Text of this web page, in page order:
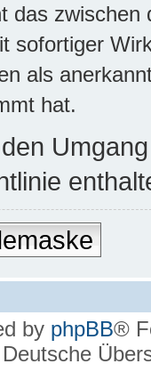
das
sofortiger
als
hat.
by phpBB®
Deutsche